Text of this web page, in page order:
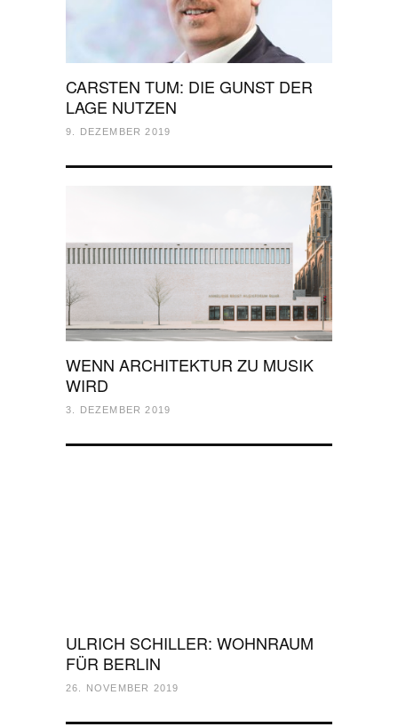
CARSTEN TUM: DIE GUNST DER
LAGE NUTZEN
9. DEZEMBER 2019
WENN ARCHITEKTUR ZU MUSIK
WIRD
3. DEZEMBER 2019
ULRICH SCHILLER: WOHNRAUM
FÜR BERLIN
26. NOVEMBER 2019